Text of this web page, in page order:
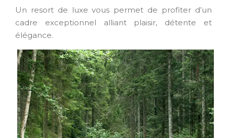
Un resort de luxe vous permet de profiter d’un
cadre exceptionnel alliant plaisir, détente et
élégance.